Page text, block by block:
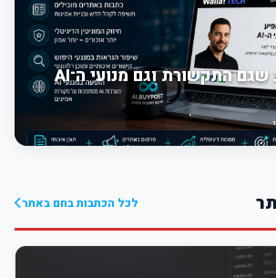
איך בונים מותג שגם התקשורת וגם מנועי ה־AI
לכל הכתבות בחם באתר